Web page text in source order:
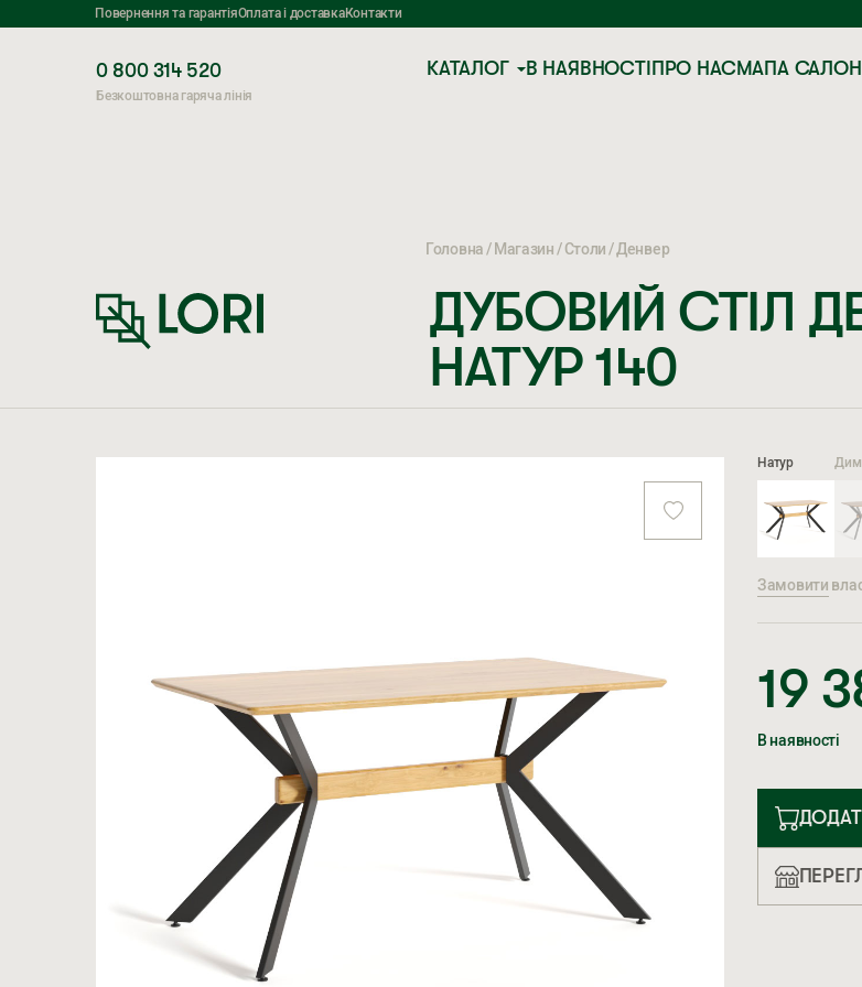
Повернення та гарантіяОплата і доставкаКонтакти
0 800 314 520
Безкоштовна гаряча лінія
КАТАЛОГ В НАЯВНОСТІ ПРО НАСМАПА
Головна Магазин Столи Денвер
ДУБОВИЙ СТІЛ
НАТУР 140
Натур Дим
Замовити
19
В наявності